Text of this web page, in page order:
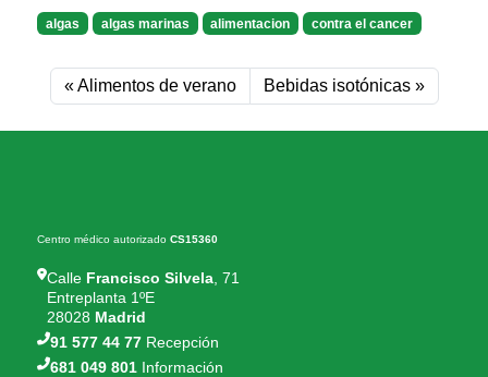
algas algas marinas alimentacion contra el cancer
Alimentos de verano Bebidas isotónicas
Centro médico autorizadoCS15360
Calle Francisco Silvela , 71
Entreplanta 1ºE
28028 Madrid
91 577 44 77 Recepción
681 049 801 Información